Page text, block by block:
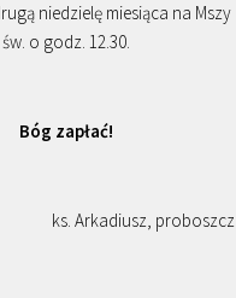
niedzielę miesiąca na Mszy
św. o godz. 12.30.
Bóg zapłać!
ks. Arkadiusz, proboszcz